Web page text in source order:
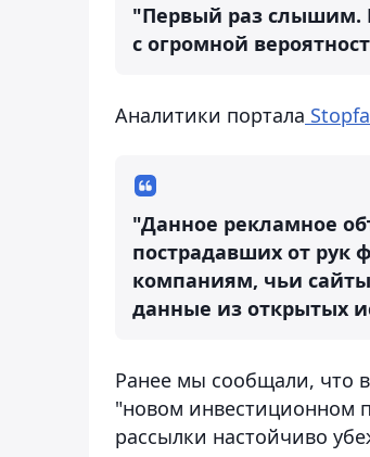
"Первый раз слышим.
с огромной
Аналитики портала
"Данное рекламное
пострадавших от рук
компаниям, чьи
данные из открытых
Ранее мы сообщали, что
"новом инвестиционном
рассылки настойчиво